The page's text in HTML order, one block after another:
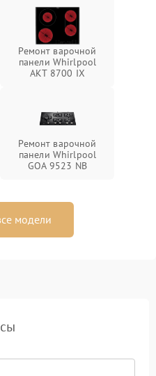
Ремонт варочной
панели Whirlpool
AKT 8700 IX
Ремонт варочной
панели Whirlpool
GOA 9523 NB
модели